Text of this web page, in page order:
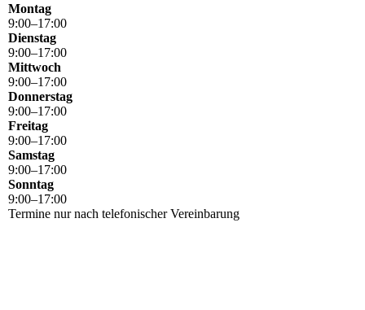
Montag
9:00–17:00
Dienstag
9:00–17:00
Mittwoch
9:00–17:00
Donnerstag
9:00–17:00
Freitag
9:00–17:00
Samstag
9:00–17:00
Sonntag
9:00–17:00
Termine nur nach telefonischer Vereinbarung